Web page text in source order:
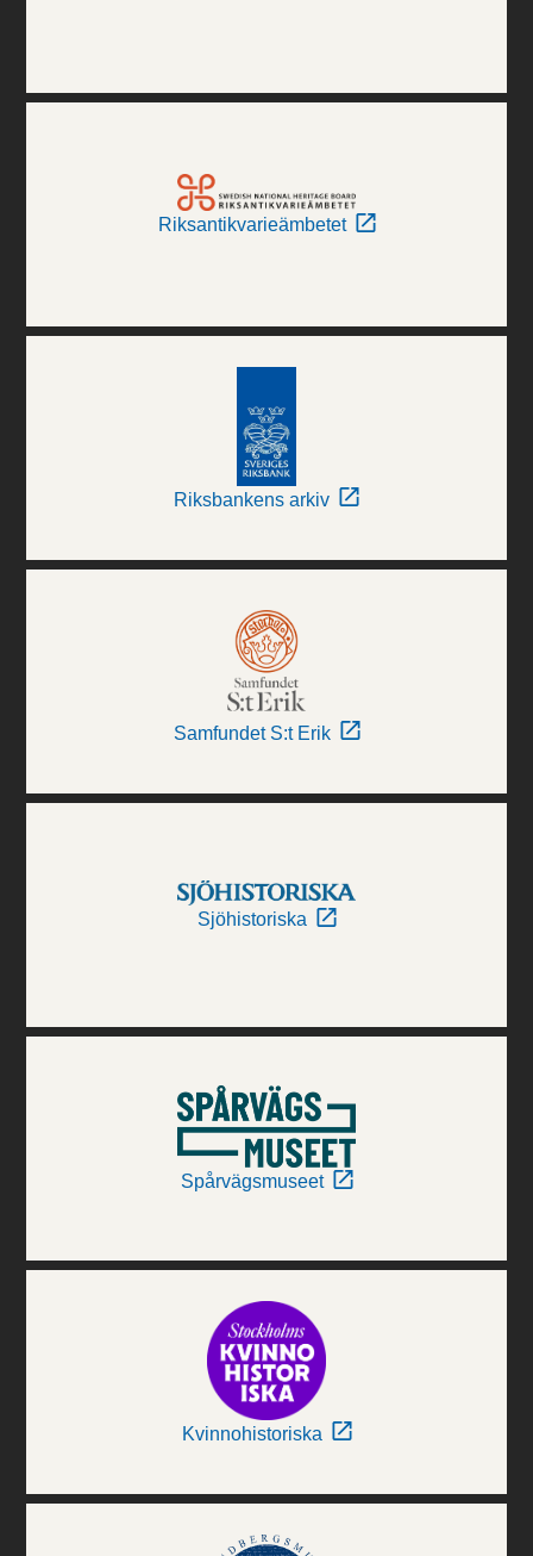
Riksantikvarieämbetet
Riksbankens arkiv
Samfundet S:t Erik
Sjöhistoriska
Spårvägsmuseet
Kvinnohistoriska